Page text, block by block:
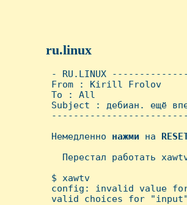
ru.linux
- RU.LINUX
From : Kirill Frolov
To : All
Subject : дебиан. ещё
Hемедленно нажми на
Перестал работать
$ xawtv
config: invalid value
valid choices for